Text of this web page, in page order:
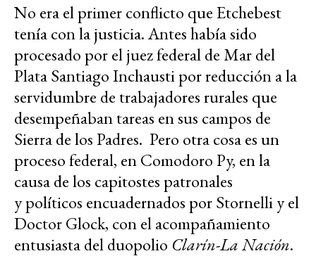
No era el primer conflicto que Etchebest
tenía con la justicia. Antes había sido
procesado por el juez federal de Mar del
Plata Santiago Inchausti por reducción a la
servidumbre de trabajadores rurales que
desempeñaban tareas en sus campos de
Sierra de los Padres. Pero otra cosa es un
proceso federal, en Comodoro Py, en la
causa de los capitostes patronales
y políticos encuadernados por Stornelli y el
Doctor Glock, con el acompañamiento
entusiasta del duopolio Clarín-La Nación.